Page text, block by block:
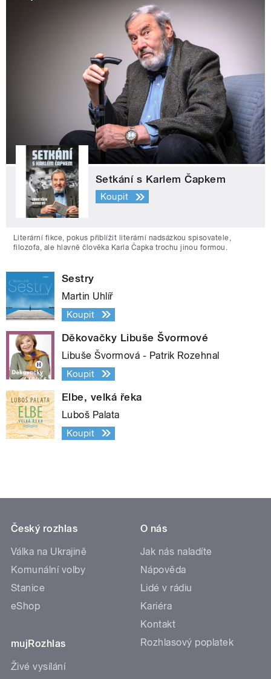
Setkání s Karlem Čapkem
Koupit
Literární fikce, pokus přiblížit literární nadsázkou spisovatele,
filozofa, ale hlavně člověka Karla Čapka trochu jinou formou.
Sestry
Martin Uhlíř
Koupit
Děkovačky Libuše Švormové
Libuše Švormová - Patrik Rozehnal
Koupit
Elbe, velká řeka
Luboš Palata
Koupit
Český rozhlas
Válka na Ukrajině
Komunální volby
Stanice
eShop
mujRozhlas
Živé vysílání
O nás
Jak nás naladíte
Nápověda
Lidé v rádiu
Kariéra
Kontakt
Rozhlasový poplatek